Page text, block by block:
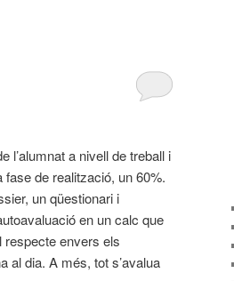
l’alumnat a nivell de treball i
fase de realització, un 60%.
un qüestionari i
en un calc que
respecte envers els
al dia. A més, tot s’avalua